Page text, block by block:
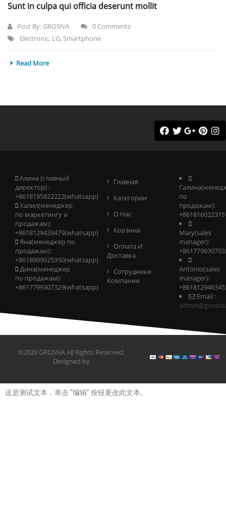
Sunt in culpa qui officia deserunt mollit
Post By: GROSNA
0 Comments
Electronic, LG, Smartphone
Read More
Алина (главный
директор) :
+8618195822222(whatsapp)
Халил(менеджер
по маркетингу и
продажам):
+8618129439479(whatsapp)
Яна(менеджер по
продажам):
+8618999925350(whatsapp)
Дина(менеджер
по продажам):
+8617799307329(whatsapp)
Главная
Категории
О Нас
Корзина
Оплата И
Доставка
Сотрудники
Компании
по
продажам):
Mary(sales
manager):
Antonio(sales
manager):
Email :
©2020 GROSNA All Rights Reserved.
Designed by
这是测试文本，单击 “编辑” 按钮更改此文本。